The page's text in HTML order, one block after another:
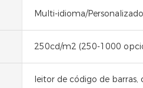
Multi-idioma/Personalizado
250cd/m2 (250-1000
leitor de código de barras,